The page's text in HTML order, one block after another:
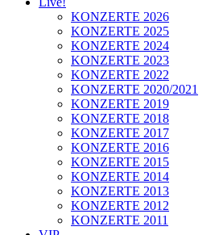
KONZERTE 2026
KONZERTE 2025
KONZERTE 2024
KONZERTE 2023
KONZERTE 2022
KONZERTE 2020/2021
KONZERTE 2019
KONZERTE 2018
KONZERTE 2017
KONZERTE 2016
KONZERTE 2015
KONZERTE 2014
KONZERTE 2013
KONZERTE 2012
KONZERTE 2011